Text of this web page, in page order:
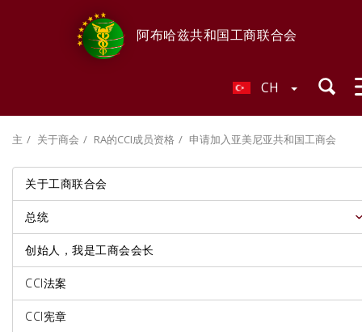
阿布哈兹共和国工商联合会
CH
主 关于商会 RA的CCI成员资格 申请加入亚美尼亚共和国工商会
关于工商联合会
总统
创始人，我是工商会会长
CCI法案
CCI宪章